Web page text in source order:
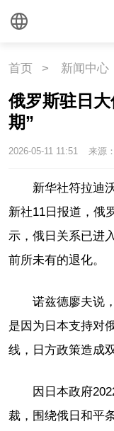
文化
文化
中国瓷
国情
国情
海洋
首页 > 新闻中心
俄罗斯驻日
期”
2026-05-11 11:51 来源
新华社符拉迪
新社11日报道，俄
示，俄日关系已进
前所未有的退化。
诺兹德廖夫说
是因为日本支持对
线，日方政策造成
因日本政府
裁，围绕俄日和平